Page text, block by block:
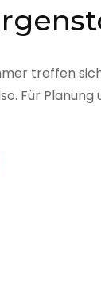
treffen
Für Planung